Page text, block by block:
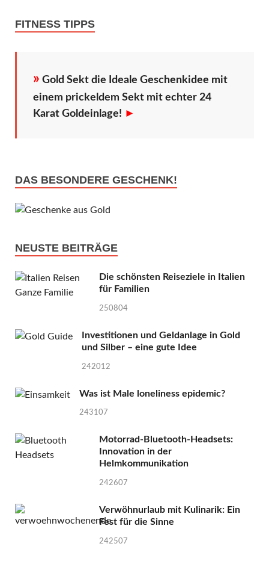
FITNESS TIPPS
» Gold Sekt die Ideale Geschenkidee mit
einem prickeldem Sekt mit echter 24
Karat Goldeinlage! ►
DAS BESONDERE GESCHENK!
NEUSTE BEITRÄGE
Die schönsten Reiseziele in Italien
für Familien
250804
Investitionen und Geldanlage in Gold
und Silber – eine gute Idee
242012
Was ist Male loneliness epidemic?
243107
Motorrad-Bluetooth-Headsets:
Innovation in der
Helmkommunikation
242607
Verwöhnurlaub mit Kulinarik: Ein
Fest für die Sinne
242507